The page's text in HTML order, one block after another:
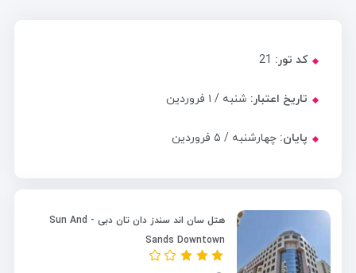
کد تور: 21
تاریخ اعتبار: شنبه / ۱ فروردین
پایان: چهارشنبه / ۵ فروردین
هتل سان اند سندز دان تان دبی - Sun And
Sands Downtown